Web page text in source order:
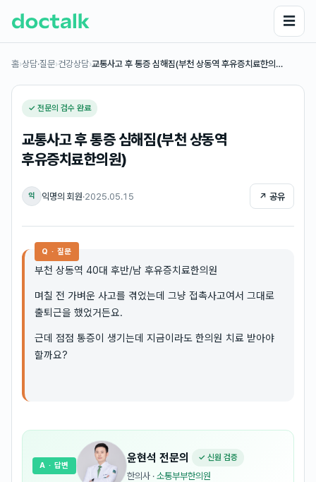
☰
홈›상담·질문›건강상담›교통사고 후 통증 심해짐(부천 상동역 후유증치료한의…
✓ 전문의 검수 완료
교통사고 후 통증 심해짐(부천 상동역
후유증치료한의원)
익 익명의 회원·2025.05.15 ↗ 공유
Q · 질문
부천 상동역 40대 후반/남 후유증치료한의원
며칠 전 가벼운 사고를 겪었는데 그냥 접촉사고여서 그대로
출퇴근을 했었거든요.
근데 점점 통증이 생기는데 지금이라도 한의원 치료 받아야
할까요?
윤현석 전문의 ✓ 신원 검증
한의사 · 소통부부한의원
A · 답변